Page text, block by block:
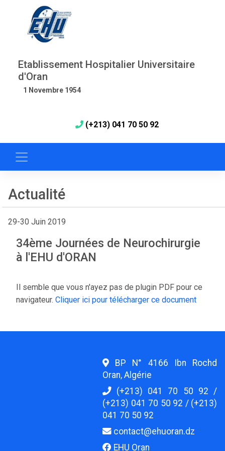
Etablissement Hospitalier Universitaire
d'Oran
1 Novembre 1954
(+213) 041 70 50 92
Actualité
29-30 Juin 2019
34ème Journées de Neurochirurgie
à l'EHU d'ORAN
Il semble que vous n'ayez pas de plugin PDF pour ce
navigateur. Cliquer ici pour télécharger ce document
BP N° 4166 Ibn Rochd
Oran, Algérie
(+213) 041 70 50 92 /
(+213) 041 70 50 92 / (+213)
041 70 50 92
contact@ehuoran.dz
EHU Oran